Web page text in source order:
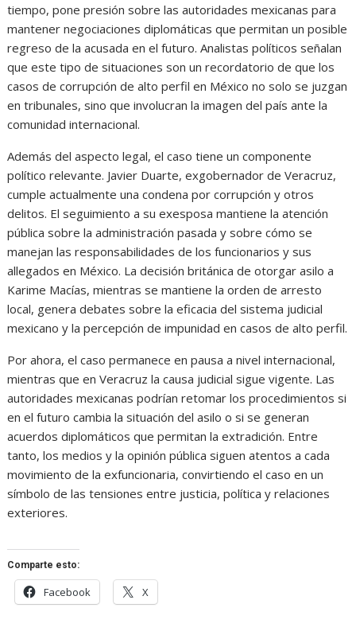
tiempo, pone presión sobre las autoridades mexicanas para
mantener negociaciones diplomáticas que permitan un posible
regreso de la acusada en el futuro. Analistas políticos señalan
que este tipo de situaciones son un recordatorio de que los
casos de corrupción de alto perfil en México no solo se juzgan
en tribunales, sino que involucran la imagen del país ante la
comunidad internacional.
Además del aspecto legal, el caso tiene un componente
político relevante. Javier Duarte, exgobernador de Veracruz,
cumple actualmente una condena por corrupción y otros
delitos. El seguimiento a su exesposa mantiene la atención
pública sobre la administración pasada y sobre cómo se
manejan las responsabilidades de los funcionarios y sus
allegados en México. La decisión británica de otorgar asilo a
Karime Macías, mientras se mantiene la orden de arresto
local, genera debates sobre la eficacia del sistema judicial
mexicano y la percepción de impunidad en casos de alto perfil.
Por ahora, el caso permanece en pausa a nivel internacional,
mientras que en Veracruz la causa judicial sigue vigente. Las
autoridades mexicanas podrían retomar los procedimientos si
en el futuro cambia la situación del asilo o si se generan
acuerdos diplomáticos que permitan la extradición. Entre
tanto, los medios y la opinión pública siguen atentos a cada
movimiento de la exfuncionaria, convirtiendo el caso en un
símbolo de las tensiones entre justicia, política y relaciones
exteriores.
Comparte esto:
Facebook X